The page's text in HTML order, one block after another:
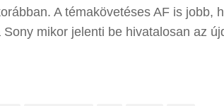
A témakövetéses AF is jobb,
mikor jelenti be hivatalosan az